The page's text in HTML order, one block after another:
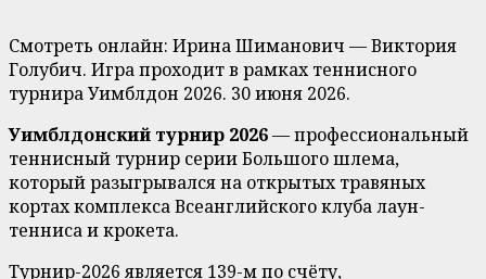
Смотреть онлайн: Ирина Шиманович — Виктория
Голубич. Игра проходит в рамках теннисного
турнира Уимблдон 2026. 30 июня 2026.
Уимблдонский турнир 2026— профессиональный
теннисный турнир серии Большого шлема,
который разыгрывался на открытых травяных
кортах комплекса Всеанглийского клуба лаун-
тенниса и крокета.
Турнир-2026 является 139-м по счёту,